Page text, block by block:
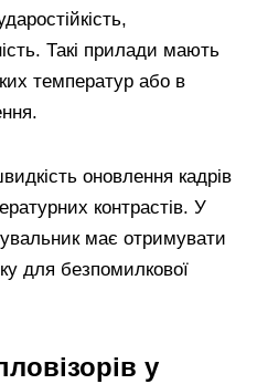
Такі прилади мають
температур або в
оновлення кадрів
контрастів. У
має отримувати
для безпомилкової
у